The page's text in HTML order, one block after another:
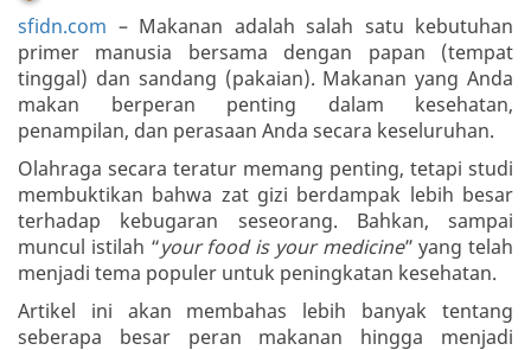
sfidn.com – Makanan adalah salah satu kebutuhan
primer manusia bersama dengan papan (tempat
tinggal) dan sandang (pakaian). Makanan yang Anda
makan berperan penting dalam kesehatan,
penampilan, dan perasaan Anda secara keseluruhan.
Olahraga secara teratur memang penting, tetapi studi
membuktikan bahwa zat gizi berdampak lebih besar
terhadap kebugaran seseorang. Bahkan, sampai
muncul istilah “your food is your medicine” yang telah
menjadi tema populer untuk peningkatan kesehatan.
Artikel ini akan membahas lebih banyak tentang
seberapa besar peran makanan hingga menjadi